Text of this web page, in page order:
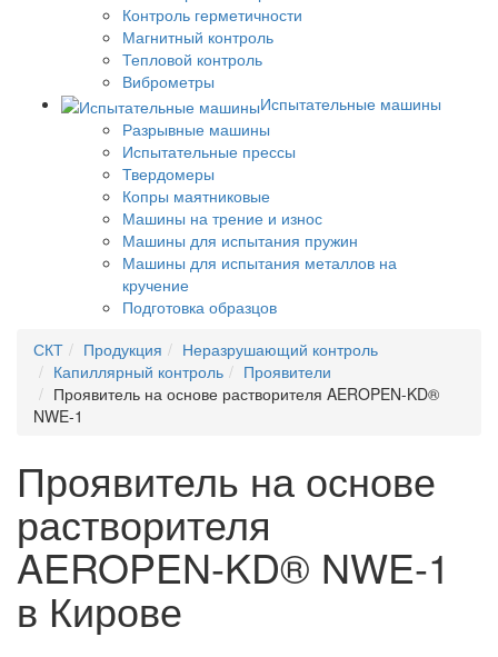
Контроль герметичности
Магнитный контроль
Тепловой контроль
Виброметры
Испытательные машины
Разрывные машины
Испытательные прессы
Твердомеры
Копры маятниковые
Машины на трение и износ
Машины для испытания пружин
Машины для испытания металлов на
кручение
Подготовка образцов
СКТ
Продукция
Неразрушающий контроль
Капиллярный контроль
Проявители
Проявитель на основе растворителя AEROPEN-KD®
NWE-1
Проявитель на основе
растворителя
AEROPEN-KD® NWE-1
в Кирове